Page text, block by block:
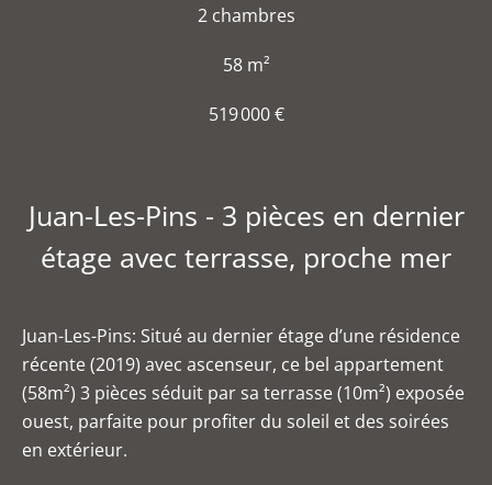
2 chambres
58 m²
519 000 €
Juan-Les-Pins - 3 pièces en dernier
étage avec terrasse, proche mer
Juan-Les-Pins: Situé au dernier étage d’une résidence
récente (2019) avec ascenseur, ce bel appartement
(58m²) 3 pièces séduit par sa terrasse (10m²) exposée
ouest, parfaite pour profiter du soleil et des soirées
en extérieur.